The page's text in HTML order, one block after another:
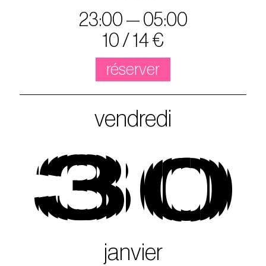
23:00 — 05:00
10 / 14 €
réserver
vendredi
30
janvier